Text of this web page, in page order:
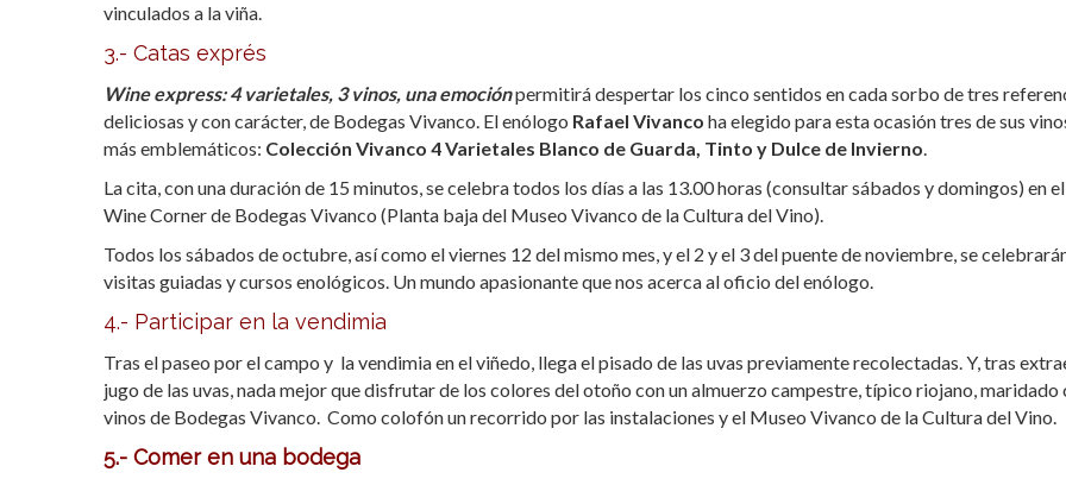
vinculados a la viña.
3.- Catas exprés
Wine express: 4 varietales, 3 vinos, una emociónpermitirá despertar los cinco sentidos en cada sorbo de tres
deliciosas y con carácter, de Bodegas Vivanco. El enólogo Rafael Vivanco ha elegido para esta ocasión tres de sus
más emblemáticos: Colección Vivanco 4 Varietales Blanco de Guarda, Tinto y Dulce de Invierno.
La cita, con una duración de 15 minutos, se celebra todos los días a las 13.00 horas (consultar sábados y domingos) en el
Wine Corner de Bodegas Vivanco (Planta baja del Museo Vivanco de la Cultura del Vino).
Todos los sábados de octubre, así como el viernes 12 del mismo mes, y el 2 y el 3 del puente de noviembre, se
visitas guiadas y cursos enológicos. Un mundo apasionante que nos acerca al oficio del enólogo.
4.- Participar en la vendimia
Tras el paseo por el campo y la vendimia en el viñedo, llega el pisado de las uvas previamente recolectadas. Y, tras
jugo de las uvas, nada mejor que disfrutar de los colores del otoño con un almuerzo campestre, típico riojano, maridado
vinos de Bodegas Vivanco. Como colofón un recorrido por las instalaciones y el Museo Vivanco de la Cultura del Vino.
5.- Comer en una bodega